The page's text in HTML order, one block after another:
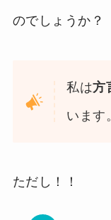
のでしょうか？
私は方
います
ただし！！